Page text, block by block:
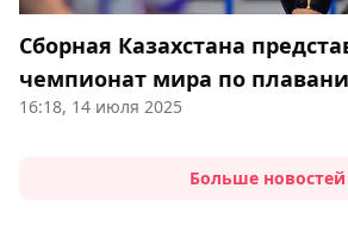
Сборная Казахстана
чемпионат мира по
16:18, 14 июля 2025
Больше новостей